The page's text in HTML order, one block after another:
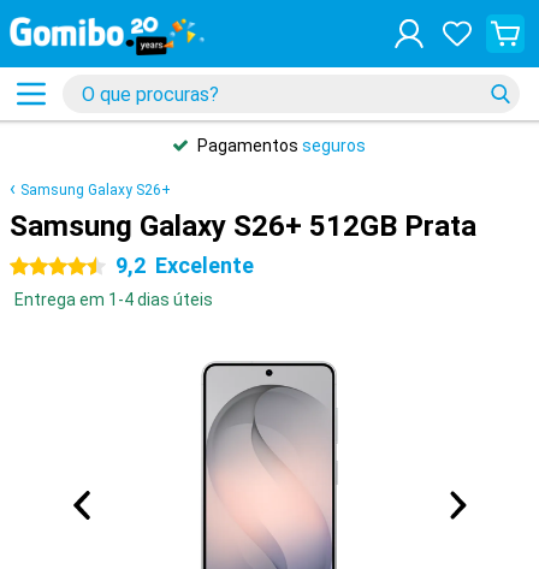
Pagamentos seguros
Samsung Galaxy S26+
Samsung Galaxy S26+ 512GB Prata
4.5 estrelas 9,2 Excelente
Entrega em 1-4 dias úteis